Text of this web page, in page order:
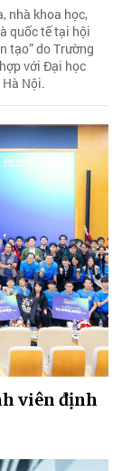
nhà khoa học,
quốc tế tại hội
tạo” do Trường
với Đại học
Nội.
viên định